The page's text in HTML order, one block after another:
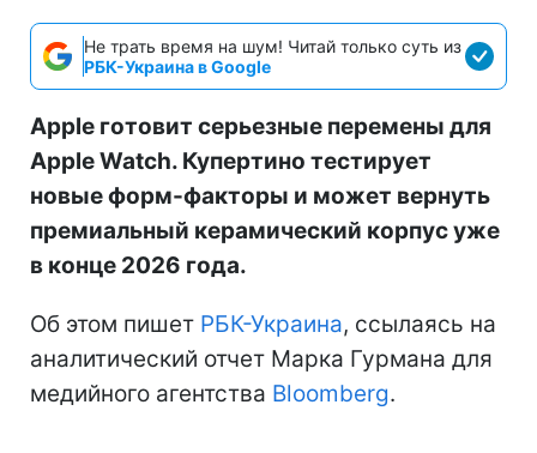
Не трать время на шум! Читай только суть из
РБК-Украина в Google
Apple готовит серьезные перемены для
Apple Watch. Купертино тестирует
новые форм-факторы и может вернуть
премиальный керамический корпус уже
в конце 2026 года.
Об этом пишет РБК-Украина, ссылаясь на
аналитический отчет Марка Гурмана для
медийного агентства Bloomberg.